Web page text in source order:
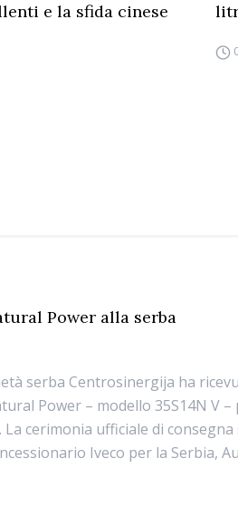
e la sfida cinese
Power alla serba
serba Centrosinergija ha
Power – modello 35S14N V –
cerimonia ufficiale di consegna
Iveco per la Serbia,